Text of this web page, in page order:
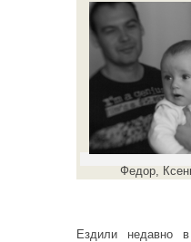
Федор,
Ездили недавно